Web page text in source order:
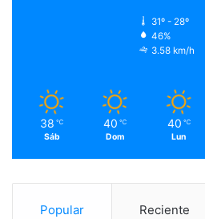
31º - 28º
46%
3.58 km/h
38 ℃
Sáb
40 ℃
Dom
40 ℃
Lun
Popular Reciente